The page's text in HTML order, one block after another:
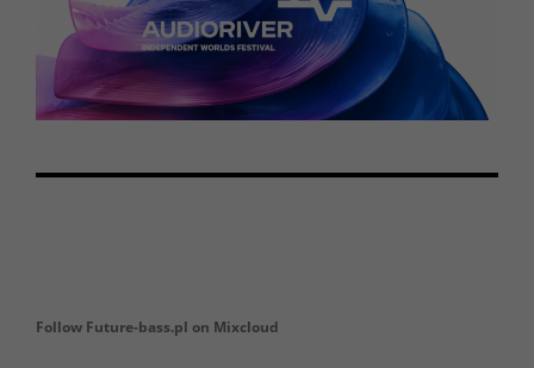
Follow Future-bass.pl on Mixcloud